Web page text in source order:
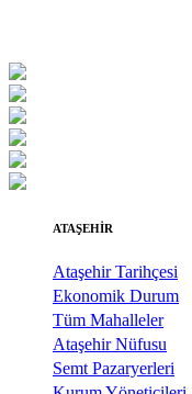
ATAŞEHİR
Ataşehir Tarihçesi
Ekonomik Durum
Tüm Mahalleler
Ataşehir Nüfusu
Semt Pazaryerleri